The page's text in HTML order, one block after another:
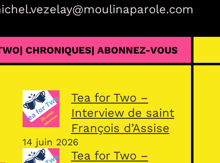
| CHRONIQUES| ABONNEZ-VOUS
Tea for Two –
Interview de saint
François d’Assise
14 juin 2026
Tea for Two –